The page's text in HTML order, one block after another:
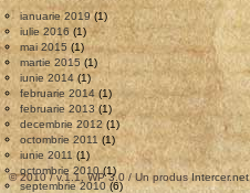
ianuarie 2019(1)
iulie 2016 (1)
mai 2015 (1)
martie 2015 (1)
iunie 2014 (1)
februarie 2014(1)
februarie 2013(1)
decembrie 2012 (1)
octombrie 2011 (1)
iunie 2011 (1)
octombrie 2010 (1)
septembrie 2010(6)
© 2010 / v.1.1, WP 3.0 / Un produsIntercer.net